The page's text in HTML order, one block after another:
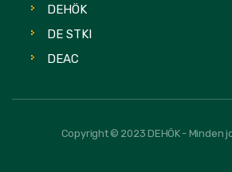
DEHÖK
DE STKI
DEAC
Copyright © 2023 DEHÖK - Minden